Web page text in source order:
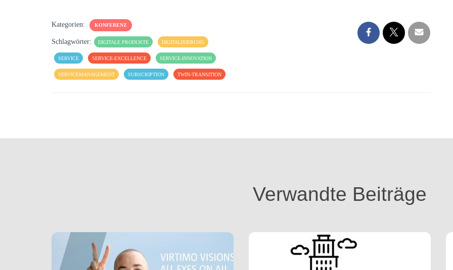
Kategorien: KONFERENZ
Schlagwörter: DIGITALE PRODUKTE DIGITALISIERUNG
SERVICE SERVICE-EXCELLENCE SERVICE-INNOVATION
SERVICEMANAGEMENT SUBSCRIPTION TWIN-TRANSITION
Verwandte Beiträge